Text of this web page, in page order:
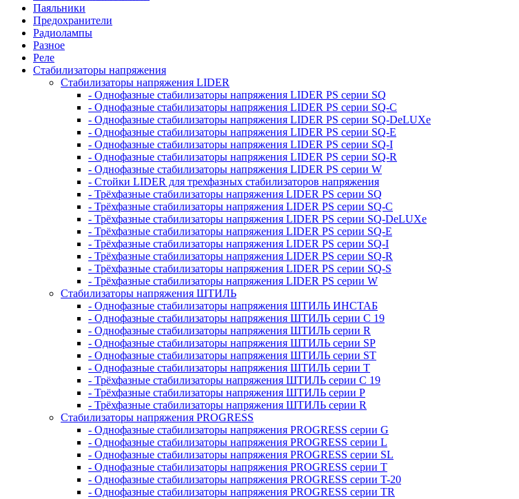
Паяльники
Предохранители
Радиолампы
Разное
Реле
Стабилизаторы напряжения
Стабилизаторы напряжения LIDER
- Однофазные стабилизаторы напряжения LIDER PS серии SQ
- Однофазные стабилизаторы напряжения LIDER PS серии SQ-C
- Однофазные стабилизаторы напряжения LIDER PS серии SQ-DeLUXe
- Однофазные стабилизаторы напряжения LIDER PS серии SQ-E
- Однофазные стабилизаторы напряжения LIDER PS серии SQ-I
- Однофазные стабилизаторы напряжения LIDER PS серии SQ-R
- Однофазные стабилизаторы напряжения LIDER PS серии W
- Стойки LIDER для трехфазных стабилизаторов напряжения
- Трёхфазные стабилизаторы напряжения LIDER PS серии SQ
- Трёхфазные стабилизаторы напряжения LIDER PS серии SQ-C
- Трёхфазные стабилизаторы напряжения LIDER PS серии SQ-DeLUXe
- Трёхфазные стабилизаторы напряжения LIDER PS серии SQ-E
- Трёхфазные стабилизаторы напряжения LIDER PS серии SQ-I
- Трёхфазные стабилизаторы напряжения LIDER PS серии SQ-R
- Трёхфазные стабилизаторы напряжения LIDER PS серии SQ-S
- Трёхфазные стабилизаторы напряжения LIDER PS серии W
Стабилизаторы напряжения ШТИЛЬ
- Однофазные стабилизаторы напряжения ШТИЛЬ ИНСТАБ
- Однофазные стабилизаторы напряжения ШТИЛЬ серии C 19
- Однофазные стабилизаторы напряжения ШТИЛЬ серии R
- Однофазные стабилизаторы напряжения ШТИЛЬ серии SP
- Однофазные стабилизаторы напряжения ШТИЛЬ серии ST
- Однофазные стабилизаторы напряжения ШТИЛЬ серии T
- Трёхфазные стабилизаторы напряжения ШТИЛЬ серии C 19
- Трёхфазные стабилизаторы напряжения ШТИЛЬ серии P
- Трёхфазные стабилизаторы напряжения ШТИЛЬ серии R
Стабилизаторы напряжения PROGRESS
- Однофазные стабилизаторы напряжения PROGRESS серии G
- Однофазные стабилизаторы напряжения PROGRESS серии L
- Однофазные стабилизаторы напряжения PROGRESS серии SL
- Однофазные стабилизаторы напряжения PROGRESS серии T
- Однофазные стабилизаторы напряжения PROGRESS серии T-20
- Однофазные стабилизаторы напряжения PROGRESS серии TR